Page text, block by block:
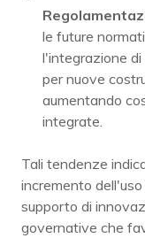
le future
l'integrazione
per nuove
aumentando
integrate.
Tali tendenze
incremento
supporto di
governative che